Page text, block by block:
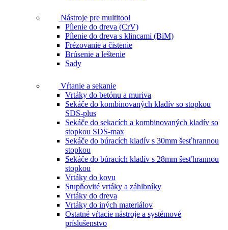
Nástroje pre multitool
Pílenie do dreva (CrV)
Pílenie do dreva s klincami (BiM)
Frézovanie a čistenie
Brúsenie a leštenie
Sady
Vŕtanie a sekanie
Vrtáky do betónu a muriva
Sekáče do kombinovaných kladív so stopkou
SDS-plus
Sekáče do sekacích a kombinovaných kladív so
stopkou SDS-max
Sekáče do búracích kladív s 30mm šesťhrannou
stopkou
Sekáče do búracích kladív s 28mm šesťhrannou
stopkou
Vrtáky do kovu
Stupňovité vrtáky a záhlbníky
Vrtáky do dreva
Vrtáky do iných materiálov
Ostatné vŕtacie nástroje a systémové
príslušenstvo